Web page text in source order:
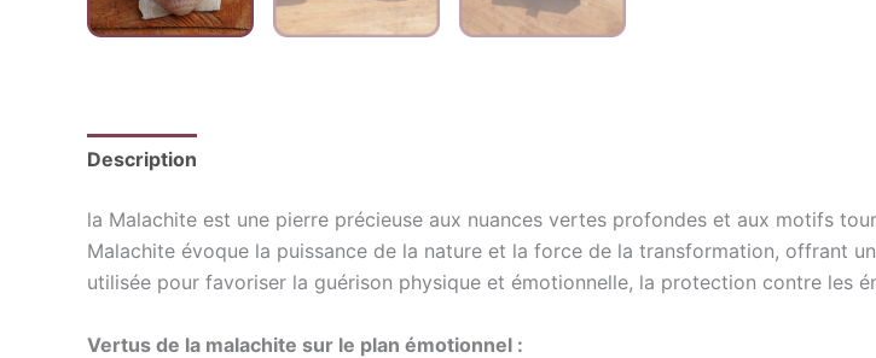
Description
la Malachite est une pierre précieuse aux nuances vertes profondes et aux motifs
Malachite évoque la puissance de la nature et la force de la transformation, offrant
utilisée pour favoriser la guérison physique et émotionnelle, la protection contre les
Vertus de la malachite sur le plan émotionnel :